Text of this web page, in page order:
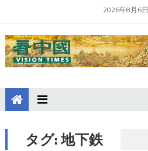
2026年8月6日
タグ:地下鉄